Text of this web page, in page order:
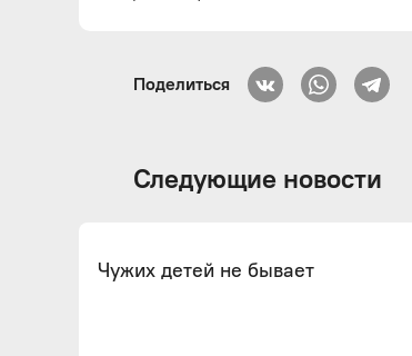
Поделиться
Следующие новости
Чужих детей не бывает